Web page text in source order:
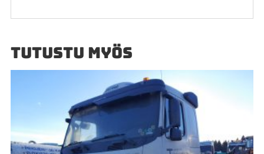
TUTUSTU MYÖS